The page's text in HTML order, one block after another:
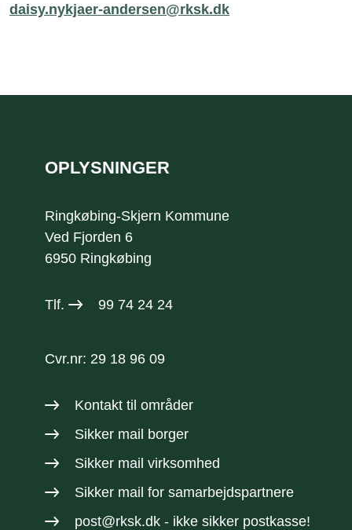
daisy.nykjaer-andersen@rksk.dk
OPLYSNINGER
Ringkøbing-Skjern Kommune
Ved Fjorden 6
6950 Ringkøbing
Tlf. 99 74 24 24
Cvr.nr: 29 18 96 09
Kontakt til områder
Sikker mail borger
Sikker mail virksomhed
Sikker mail for samarbejdspartnere
post@rksk.dk- ikke sikker postkasse!